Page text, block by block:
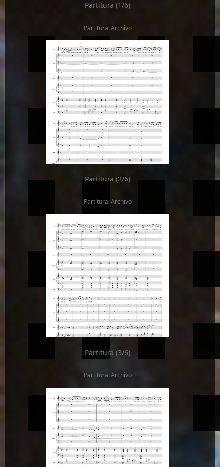
Partitura (1/6)
Partitura: Archivo
Partitura (2/6)
Partitura: Archivo
Partitura (3/6)
Partitura: Archivo